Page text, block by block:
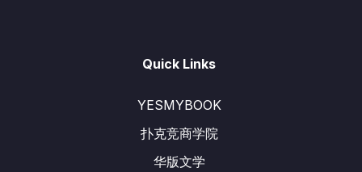
Quick Links
YESMYBOOK
扑克竞商学院
华版文学